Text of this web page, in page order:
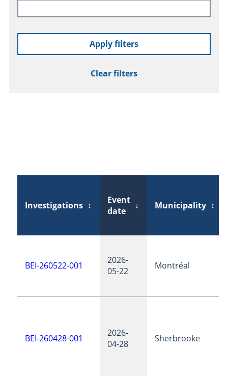
Apply filters
Clear filters
Investigations ↕
Event
date
↓ Municipality ↕
BEI-260522-001
2026-
05-22
Montréal
BEI-260428-001
2026-
04-28
Sherbrooke